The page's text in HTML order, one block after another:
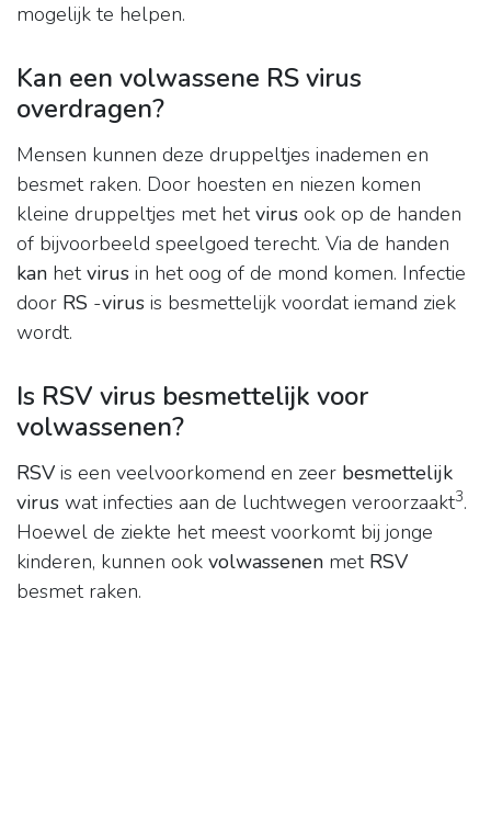
mogelijk te helpen.
Kan een volwassene RS virus
overdragen?
Mensen kunnen deze druppeltjes inademen en
besmet raken. Door hoesten en niezen komen
kleine druppeltjes met hetvirus ook op de handen
of bijvoorbeeld speelgoed terecht. Via de handen
kan hetvirus in het oog of de mond komen. Infectie
door RS -virus is besmettelijk voordat iemand ziek
wordt.
Is RSV virus besmettelijk voor
volwassenen?
RSV is een veelvoorkomend en zeer besmettelijk
virus wat infecties aan de luchtwegen veroorzaakt3.
Hoewel de ziekte het meest voorkomt bij jonge
kinderen, kunnen ook volwassenen met RSV
besmet raken.